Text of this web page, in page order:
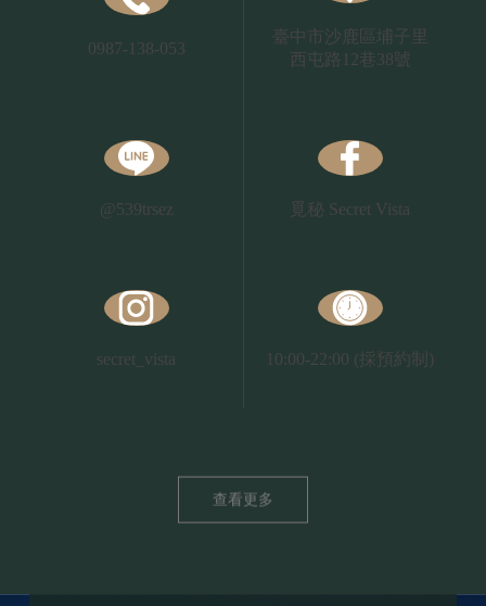
0987-138-053
臺中市 沙鹿區埔子里
西屯路12巷38號
@539trsez 覓秘 Secret Vista
secret_vista 10:00-22:00 (採預約制)
查看更多